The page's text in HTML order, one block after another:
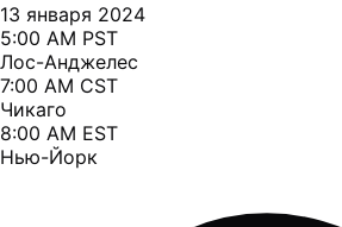
13 января 2024
5:00 AM PST
Лос-Анджелес
7:00 AM CST
Чикаго
8:00 AM EST
Нью-Йорк